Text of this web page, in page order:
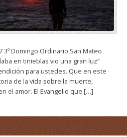
Domingo Ordinario San Mateo
en tinieblas vio una gran luz”
para ustedes. Que en este
de la vida sobre la muerte,
el amor. El Evangelio que […]